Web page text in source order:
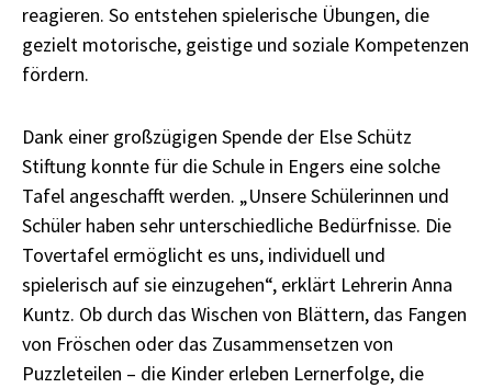
reagieren. So entstehen spielerische Übungen, die
gezielt motorische, geistige und soziale Kompetenzen
fördern.
Dank einer großzügigen Spende der Else Schütz
Stiftung konnte für die Schule in Engers eine solche
Tafel angeschafft werden. „Unsere Schülerinnen und
Schüler haben sehr unterschiedliche Bedürfnisse. Die
Tovertafel ermöglicht es uns, individuell und
spielerisch auf sie einzugehen“, erklärt Lehrerin Anna
Kuntz. Ob durch das Wischen von Blättern, das Fangen
von Fröschen oder das Zusammensetzen von
Puzzleteilen – die Kinder erleben Lernerfolge, die